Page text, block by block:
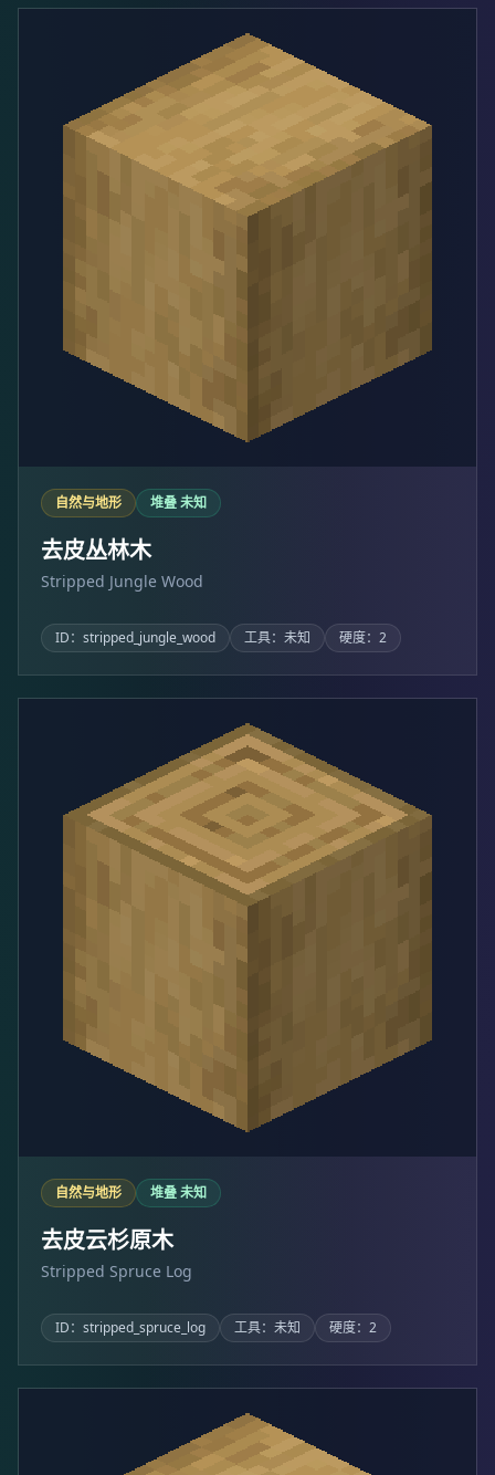
自然与地形 堆叠 未知
去皮丛林木
Stripped Jungle Wood
ID：stripped_jungle_wood 工具：未知 硬度：2
自然与地形 堆叠 未知
去皮云杉原木
Stripped Spruce Log
ID：stripped_spruce_log 工具：未知 硬度：2